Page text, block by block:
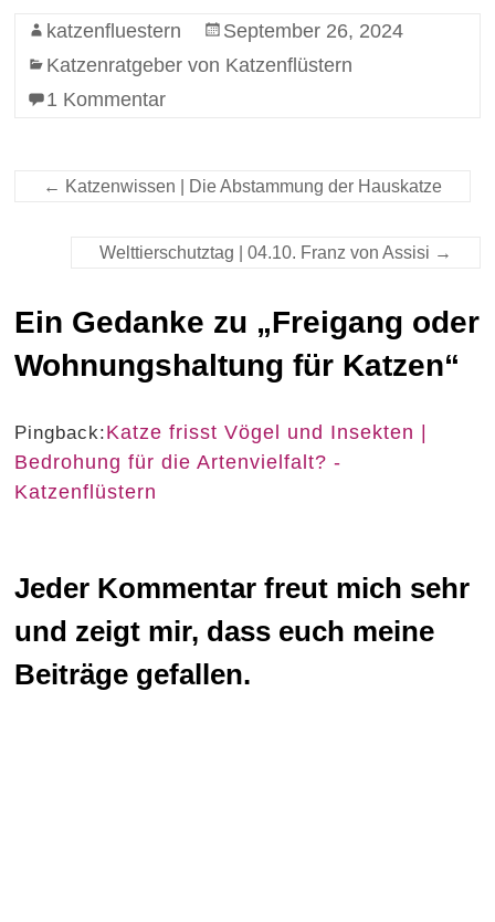
katzenfluestern
September 26, 2024
Katzenratgeber von Katzenflüstern
1 Kommentar
← Katzenwissen | Die Abstammung der Hauskatze
Welttierschutztag | 04.10. Franz von Assisi →
Ein Gedanke zu „Freigang oder
Wohnungshaltung für Katzen“
Pingback:Katze frisst Vögel und Insekten |
Bedrohung für die Artenvielfalt? -
Katzenflüstern
Jeder Kommentar freut mich sehr
und zeigt mir, dass euch meine
Beiträge gefallen.